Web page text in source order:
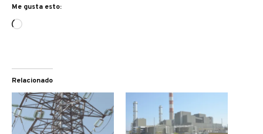
Me gusta esto:
Cargando...
Relacionado